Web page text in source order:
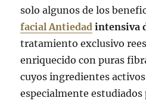
solo algunos de los
facial Antiedad intensiva
tratamiento exclusivo
enriquecido con puras
cuyos ingredientes
especialmente